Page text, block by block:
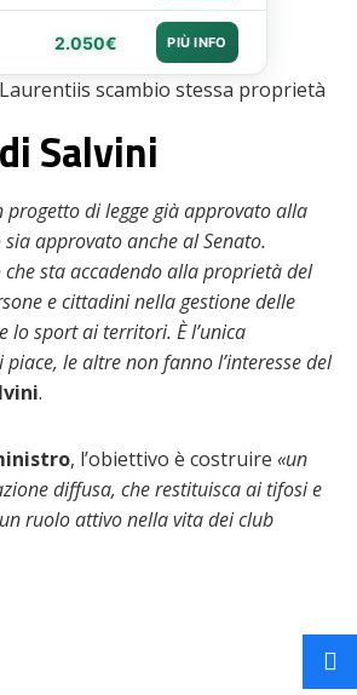
2.050€ PIÙ INFO
Salvini
progetto di legge già approvato alla
approvato anche al Senato.
sta accadendo alla proprietà del
e cittadini nella gestione delle
lo sport ai territori. È l’unica
le altre non fanno l’interesse del
.
, l’obiettivo è costruire «un
diffusa, che restituisca ai tifosi e
ruolo attivo nella vita dei club